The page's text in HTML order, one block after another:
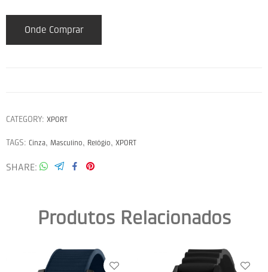
Onde Comprar
CATEGORY: XPORT
TAGS: Cinza, Masculino, Relógio, XPORT
SHARE
Produtos Relacionados